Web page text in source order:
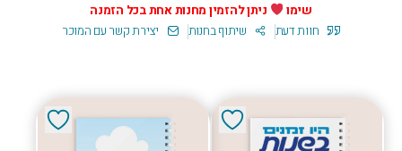
שימו
ניתן להזמין מחנות אחת בכל הזמנה
חוות דעת
שיתוף בחנות יצירת קשר עם המוכר